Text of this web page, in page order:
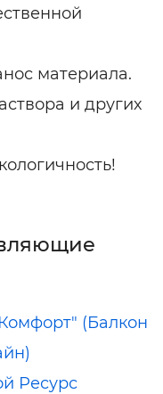
материала.
и других
(Балкон
Ресурс